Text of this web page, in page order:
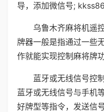
导，添加微信号;
乌鲁木齐麻将机遥
牌器一般是指通过一些
作就能实现控制麻将牌
蓝牙或无线信号控
蓝牙或无线信号与手机
好牌型等指令，发送信